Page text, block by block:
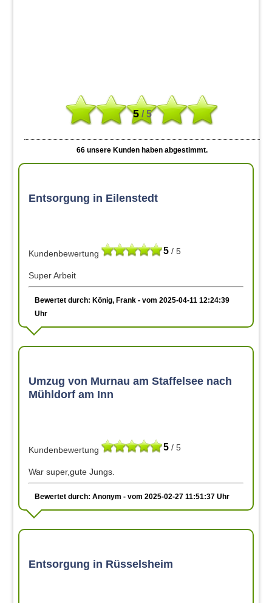
5/ 5
66 unsere Kunden haben abgestimmt.
Entsorgung in Eilenstedt
5 / 5
Kundenbewertung
Super Arbeit
Bewertet durch: König, Frank - vom 2025-04-11 12:24:39
Uhr
Umzug von Murnau am Staffelsee nach
Mühldorf am Inn
5 / 5
Kundenbewertung
War super,gute Jungs.
Bewertet durch: Anonym - vom 2025-02-27 11:51:37 Uhr
Entsorgung in Rüsselsheim